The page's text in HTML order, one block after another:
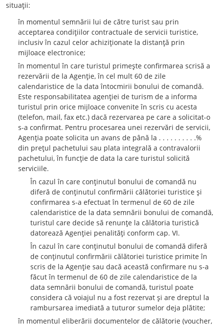
situaţii:
în momentul semnării lui de către turist sau prin
acceptarea condiţiilor contractuale de servicii turistice,
inclusiv în cazul celor achiziţionate la distanţă prin
mijloace electronice;
în momentul în care turistul primeşte confirmarea scrisă a
rezervării de la Agenţie, în cel mult 60 de zile
calendaristice de la data întocmirii bonului de comandă.
Este responsabilitatea agenţiei de turism de a informa
turistul prin orice mijloace convenite în scris cu acesta
(telefon, mail, fax etc.) dacă rezervarea pe care a solicitat-o
s-a confirmat. Pentru procesarea unei rezervări de servicii,
Agenţia poate solicita un avans de până la . . . . . . . . . .%
din preţul pachetului sau plata integrală a contravalorii
pachetului, în funcţie de data la care turistul solicită
serviciile.
În cazul în care conţinutul bonului de comandă nu
diferă de conţinutul confirmării călătoriei turistice şi
confirmarea s-a efectuat în termenul de 60 de zile
calendaristice de la data semnării bonului de comandă,
turistul care decide să renunţe la călătoria turistică
datorează Agenţiei penalităţi conform cap. VI.
În cazul în care conţinutul bonului de comandă diferă
de conţinutul confirmării călătoriei turistice primite în
scris de la Agenţie sau dacă această confirmare nu s-a
făcut în termenul de 60 de zile calendaristice de la
data semnării bonului de comandă, turistul poate
considera că voiajul nu a fost rezervat şi are dreptul la
rambursarea imediată a tuturor sumelor deja plătite;
în momentul eliberării documentelor de călătorie (voucher,